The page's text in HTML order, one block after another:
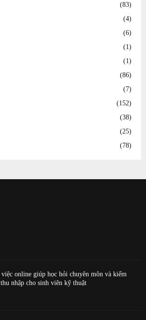
(83)
(4)
(6)
(1)
(1)
(86)
(7)
(152)
(38)
(25)
(78)
việc online giúp học hỏi chuyên môn và kiếm
nhập cho sinh viên kỹ thuật